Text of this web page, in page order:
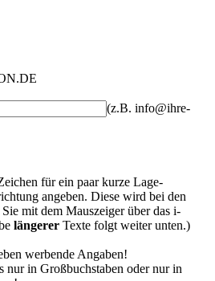
(z.B. info@ihre-
für ein paar kurze Lage-
angeben. Diese wird bei den
mit dem Mauszeiger über das i-
längerer Texte folgt weiter unten.)
werbende Angaben!
nur in Großbuchstaben oder nur in